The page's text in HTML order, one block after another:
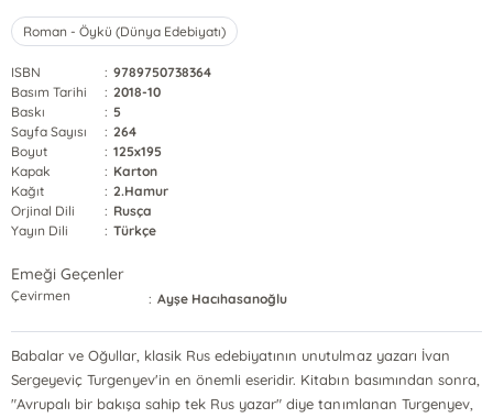
Roman - Öykü (Dünya Edebiyatı)
ISBN : 9789750738364
Basım Tarihi
: 2018-10
Baskı
: 5
Sayfa Sayısı
: 264
Boyut
: 125x195
Kapak
: Karton
Kağıt
: 2.Hamur
Orjinal Dili
: Rusça
Yayın Dili
: Türkçe
Emeği Geçenler
Çevirmen : Ayşe Hacıhasanoğlu
Babalar ve Oğullar, klasik Rus edebiyatının unutulmaz yazarı İvan
Sergeyeviç Turgenyev'in en önemli eseridir. Kitabın basımından sonra,
"Avrupalı bir bakışa sahip tek Rus yazar" diye tanımlanan Turgenyev,